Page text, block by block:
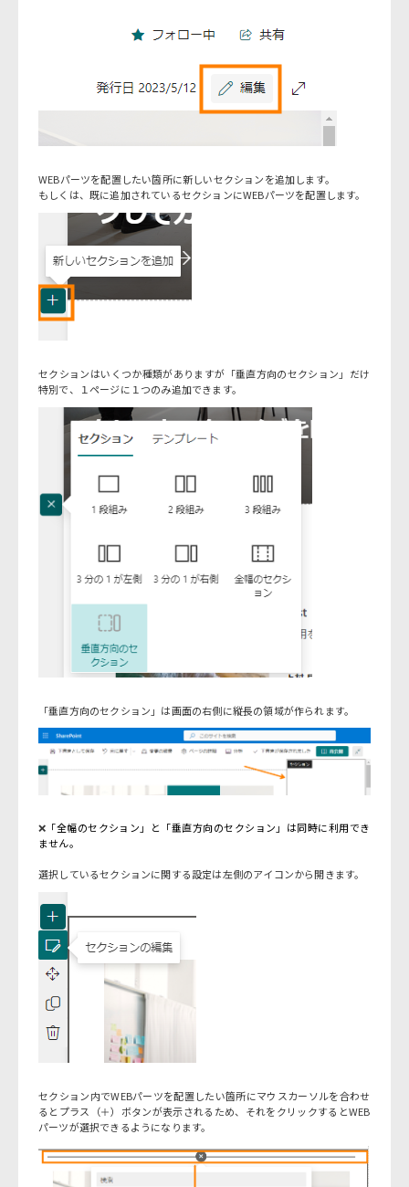
WEBパーツを配置したい箇所に新しいセクションを追加します。
もしくは、既に追加されているセクションにWEBパーツを配置します。
セクションはいくつか種類がありますが「垂直方向のセクション」だけ
特別で、１ページに１つのみ追加できます。
「垂直方向のセクション」は画面の右側に縦長の領域が作られます。
❌ 「全幅のセクション」と「垂直方向のセクション」は同時に利用でき
ません。
選択しているセクションに関する設定は左側のアイコンから開きます。
セクション内でWEBパーツを配置したい箇所にマウスカーソルを合わせ
るとプラス（＋）ボタンが表示されるため、それをクリックするとWEB
パーツが選択できるようになります。